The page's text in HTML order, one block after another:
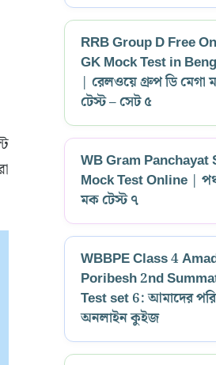
RRB Group D Free
GK Mock Test in
| রেলওয়ে গ্রুপ ডি মেগা
টেস্ট – সেট ৫
WB Gram Panchayat
Mock Test Online |
মক টেস্ট ৭
WBBPE Class 4
Poribesh 2nd
Test set 6: আমাদের
অনলাইন কুইজ